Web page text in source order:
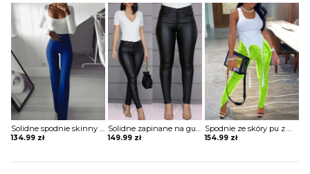
Solidne spodnie skinny z wysokim stanem szorty Katha
134.99 zł
Solidne zapinane na guziki codzienne powlekane spodnie z pu Maranda
149.99 zł
Spodnie ze skóry pu z wysokim stanem i rozcięciem szorty Debbra
154.99 zł